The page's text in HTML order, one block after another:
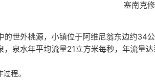
塞南克
的世外桃源，小镇位于阿维尼翁东边约34
泉水年平均流量21立方米每秒，年流量
程。